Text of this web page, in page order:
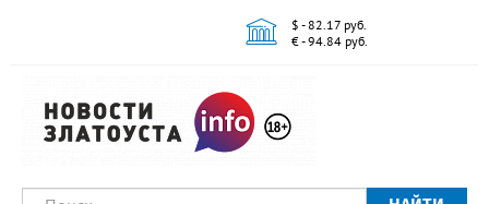
$ - 82.17 руб.
€ - 94.84 руб.